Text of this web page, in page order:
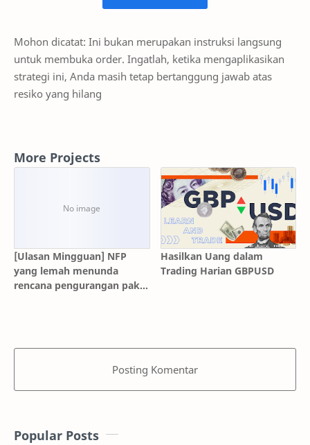
Mohon dicatat: Ini bukan merupakan instruksi langsung
untuk membuka order. Ingatlah, ketika mengaplikasikan
strategi ini, Anda masih tetap bertanggung jawab atas
resiko yang hilang
More Projects
[Ulasan Mingguan] NFP
yang lemah menunda
rencana pengurangan paket
Hasilkan Uang dalam
Trading Harian GBPUSD
Posting Komentar
Popular Posts